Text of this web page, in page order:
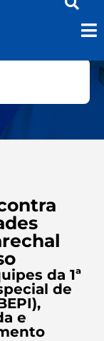
da 1ª
de
e